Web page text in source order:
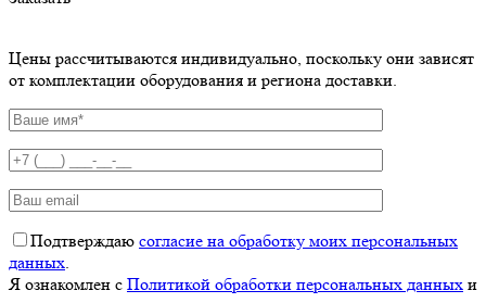
Цены рассчитываются индивидуально, поскольку они зависят
от комплектации оборудования и региона доставки.
Подтверждаю согласие на обработку моих персональных
данных
Я ознакомлен с Политикой обработки персональных данных и